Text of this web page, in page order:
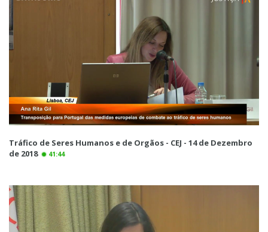
Tráfico de Seres Humanos e de Orgãos - CEJ - 14 de Dezembro
de 2018
41:44